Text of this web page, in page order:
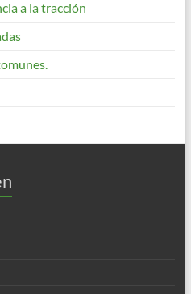
a la tracción